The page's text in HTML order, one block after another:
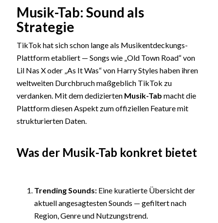
Musik-Tab: Sound als
Strategie
TikTok hat sich schon lange als Musikentdeckungs-
Plattform etabliert — Songs wie „Old Town Road“ von
Lil Nas X oder „As It Was“ von Harry Styles haben ihren
weltweiten Durchbruch maßgeblich TikTok zu
verdanken. Mit dem dedizierten Musik-Tab macht die
Plattform diesen Aspekt zum offiziellen Feature mit
strukturierten Daten.
Was der Musik-Tab konkret bietet
Trending Sounds:Eine kuratierte Übersicht der
aktuell angesagtesten Sounds — gefiltert nach
Region, Genre und Nutzungstrend.